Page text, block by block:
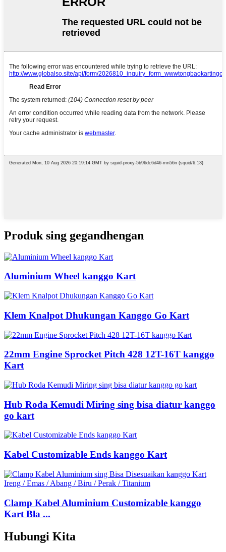
Produk sing gegandhengan
Aluminium Wheel kanggo Kart
Klem Knalpot Dhukungan Kanggo Go Kart
22mm Engine Sprocket Pitch 428 12T-16T kanggo
Kart
Hub Roda Kemudi Miring sing bisa diatur kanggo
go kart
Kabel Customizable Ends kanggo Kart
Clamp Kabel Aluminium Customizable kanggo
Kart Bla ...
Hubungi Kita